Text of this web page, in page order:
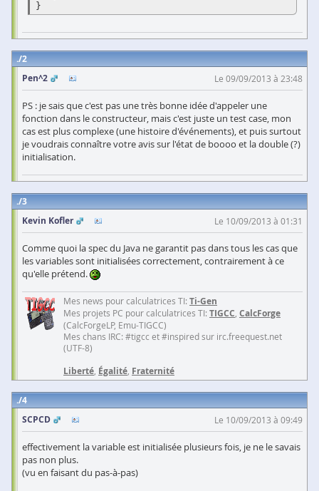
}
2
Pen^2
Le 09/09/2013 à 23:48
PS : je sais que c'est pas une très bonne idée d'appeler une
fonction dans le constructeur, mais c'est juste un test case, mon
cas est plus complexe (une histoire d'événements), et puis surtout
je voudrais connaître votre avis sur l'état de boooo et la double (?)
initialisation.
3
Kevin Kofler
Le 10/09/2013 à 01:31
Comme quoi la spec du Java ne garantit pas dans tous les cas que
les variables sont initialisées correctement, contrairement à ce
qu'elle prétend.
Mes news pour calculatrices TI: Ti-Gen
Mes projets PC pour calculatrices TI: TIGCC CalcForge
(CalcForgeLP, Emu-TIGCC)
Mes chans IRC: #tigcc et #inspired sur irc.freequest.net
(UTF-8)
Liberté Égalité Fraternité
4
SCPCD
Le 10/09/2013 à 09:49
effectivement la variable est initialisée plusieurs fois, je ne le savais
pas non plus.
(vu en faisant du pas-à-pas)